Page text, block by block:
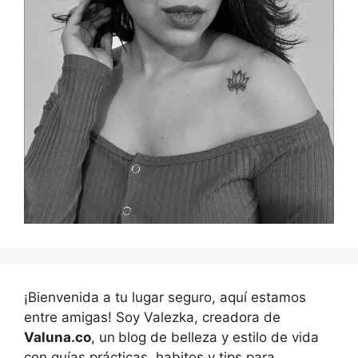
¡Bienvenida a tu lugar seguro, aquí estamos
entre amigas! Soy Valezka, creadora de
Valuna.co, un blog de belleza y estilo de vida